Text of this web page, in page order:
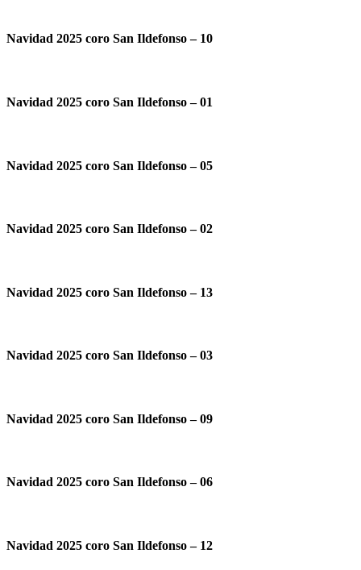
Navidad 2025 coro San Ildefonso – 10
Navidad 2025 coro San Ildefonso – 01
Navidad 2025 coro San Ildefonso – 05
Navidad 2025 coro San Ildefonso – 02
Navidad 2025 coro San Ildefonso – 13
Navidad 2025 coro San Ildefonso – 03
Navidad 2025 coro San Ildefonso – 09
Navidad 2025 coro San Ildefonso – 06
Navidad 2025 coro San Ildefonso – 12